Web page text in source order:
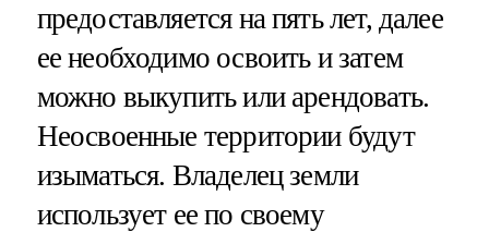
предоставляется на пять лет, далее
ее необходимо освоить и затем
можно выкупить или арендовать.
Неосвоенные территории будут
изыматься. Владелец земли
использует ее по своему